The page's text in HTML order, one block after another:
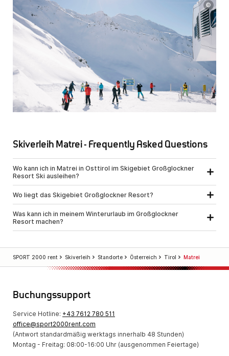
©
Skiverleih Matrei - Frequently Asked Questions
Wo kann ich in Matrei in Osttirol im Skigebiet Großglockner
Resort Ski ausleihen?
Wo liegt das Skigebiet Großglockner Resort?
Was kann ich in meinem Winterurlaub im Großglockner
Resort machen?
SPORT 2000 rent Skiverleih Standorte Österreich Tirol Matrei
Buchungssupport
Service Hotline: +43 7612 780 511
office@sport2000rent.com
(Antwort standardmäßig werktags innerhalb 48 Stunden)
Montag - Freitag: 08:00-16:00 Uhr (ausgenommen Feiertage)